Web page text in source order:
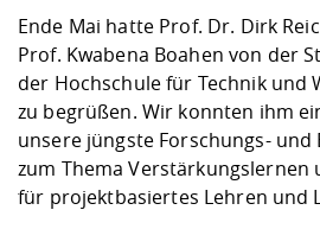
Career Service
Angebote für
Kontakt und Anfahrt
Qualitätssicherung
Ende Mai hatte Prof. Dr. Dirk
Prof. Kwabena Boahen von der
der Hochschule für Technik und
zu begrüßen. Wir konnten ihm
unsere jüngste Forschungs-
zum Thema Verstärkungslernen
für projektbasiertes Lehren und